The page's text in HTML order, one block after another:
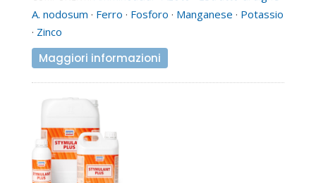
A. nodosum · Ferro · Fosforo · Manganese · Potassio
· Zinco
Maggiori informazioni